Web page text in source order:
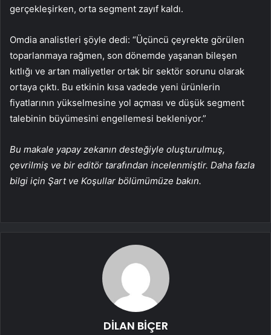
gerçekleşirken, orta segment zayıf kaldı.
Omdia analistleri şöyle dedi: “Üçüncü çeyrekte görülen
toparlanmaya rağmen, son dönemde yaşanan bileşen
kıtlığı ve artan maliyetler ortak bir sektör sorunu olarak
ortaya çıktı. Bu etkinin kısa vadede yeni ürünlerin
fiyatlarının yükselmesine yol açması ve düşük segment
talebinin büyümesini engellemesi bekleniyor.”
Bu makale yapay zekanın desteğiyle oluşturulmuş,
çevrilmiş ve bir editör tarafından incelenmiştir. Daha fazla
bilgi için Şart ve Koşullar bölümümüze bakın.
DİLAN BİÇER